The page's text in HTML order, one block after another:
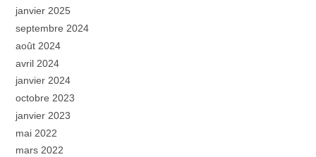
janvier 2025
septembre 2024
août 2024
avril 2024
janvier 2024
octobre 2023
janvier 2023
mai 2022
mars 2022